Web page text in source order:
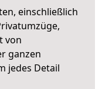
einschließlich
von
ganzen
jedes Detail